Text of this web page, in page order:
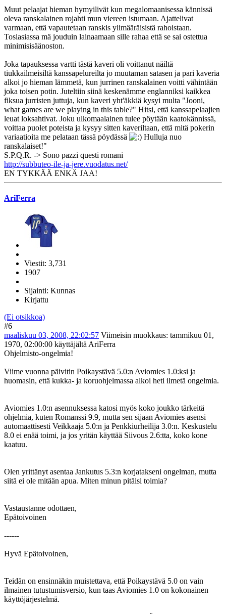
Muut pelaajat hieman hymyilivät kun megalomaanisessa kännissä
oleva ranskalainen rojahti mun viereen istumaan. Ajattelivat
varmaan, että vapautetaan ranskis ylimääräisistä rahoistaan.
Tosiasiassa mä jouduin lainaamaan sille rahaa että se sai ostettua
minimisisäänoston.
Joka tapauksessa vartti tästä kaveri oli voittanut näiltä
tiukkailmeisiltä kanssapelureilta jo muutaman satasen ja pari kaveria
alkoi jo hieman lämmetä, kun jurrinen ranskalainen voitti vähintään
joka toisen potin. Juteltiin siinä keskenämme englanniksi kaikkea
fiksua jurristen juttuja, kun kaveri yht'äkkiä kysyi multa "Jooni,
what games are we playing in this table?" Hitsi, että kanssapelaajien
leuat loksahtivat. Joku ulkomaalainen tulee pöytään kaatokännissä,
voittaa puolet poteista ja kysyy sitten kaveriltaan, että mitä pokerin
variaatioita me pelataan tässä pöydässä
Hulluja nuo
ranskalaiset!"
S.P.Q.R. -> Sono pazzi questi romani
http://subbuteo-ile-ja-jere.vuodatus.net/
EN TYKKÄÄ ENKÄ JAA!
AriFerra
Viestit: 3,731
1907
Sijainti: Kunnas
Kirjattu
(Ei otsikkoa)
#6
maaliskuu 03, 2008, 22:02:57 Viimeisin muokkaus: tammikuu 01,
1970, 02:00:00 käyttäjältä AriFerra
Ohjelmisto-ongelmia!
Viime vuonna päivitin Poikaystävä 5.0:n Aviomies 1.0:ksi ja
huomasin, että kukka- ja koruohjelmassa alkoi heti ilmetä ongelmia.
Aviomies 1.0:n asennuksessa katosi myös koko joukko tärkeitä
ohjelmia, kuten Romanssi 9.9, mutta sen sijaan Aviomies asensi
automaattisesti Veikkaaja 5.0:n ja Penkkiurheilija 3.0:n. Keskustelu
8.0 ei enää toimi, ja jos yritän käyttää Siivous 2.6:tta, koko kone
kaatuu.
Olen yrittänyt asentaa Jankutus 5.3:n korjatakseni ongelman, mutta
siitä ei ole mitään apua. Miten minun pitäisi toimia?
Vastaustanne odottaen,
Epätoivoinen
------
Hyvä Epätoivoinen,
Teidän on ensinnäkin muistettava, että Poikaystävä 5.0 on vain
ilmainen tutustumisversio, kun taas Aviomies 1.0 on kokonainen
käyttöjärjestelmä.